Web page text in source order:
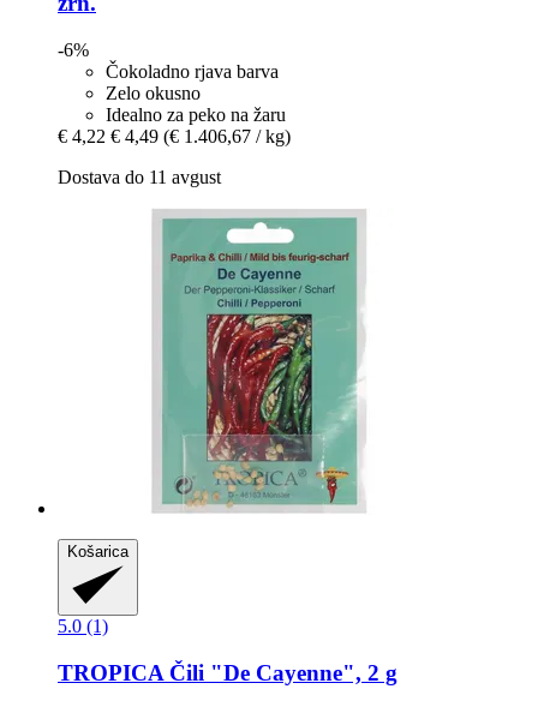
-6%
Čokoladno rjava barva
Zelo okusno
Idealno za peko na žaru
€ 4,22 € 4,49 (€ 1.406,67 / kg)
Dostava do 11 avgust
Košarica
5.0 (1)
TROPICA Čili "De Cayenne", 2 g